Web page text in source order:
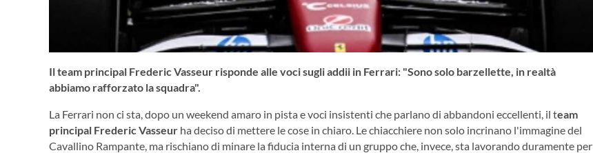
Il team principal Frederic Vasseur risponde alle voci sugli addii in Ferrari: "Sono solo barzellette, in realtà
abbiamo rafforzato la squadra".
La Ferrari non ci sta, dopo un weekend amaro in pista e voci insistenti che parlano di abbandoni eccellenti, il team
principal Frederic Vasseur ha deciso di mettere le cose in chiaro. Le chiacchiere non solo incrinano l'immagine del
Cavallino Rampante, ma rischiano di minare la fiducia interna di un gruppo che, invece, sta lavorando duramente per